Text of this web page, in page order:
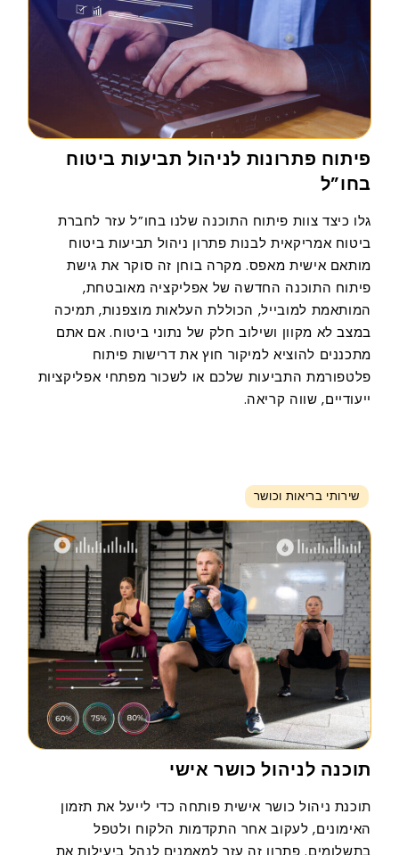
פיתוח פתרונות לניהול תביעות ביטוח
בחו”ל
גלו כיצד צוות פיתוח התוכנה שלנו בחו”ל עזר לחברת
ביטוח אמריקאית לבנות פתרון ניהול תביעות ביטוח
מותאם אישית מאפס. מקרה בוחן זה סוקר את גישת
פיתוח התוכנה החדשה של אפליקציה מאובטחת,
המותאמת למובייל, הכוללת העלאות מוצפנות, תמיכה
במצב לא מקוון ושילוב חלק של נתוני ביטוח. אם אתם
מתכננים להוציא למיקור חוץ את דרישות פיתוח
פלטפורמת התביעות שלכם או לשכור מפתחי אפליקציות
ייעודיים, שווה קריאה.
שירותי בריאות וכושר
תוכנה לניהול כושר אישי
תוכנת ניהול כושר אישית פותחה כדי לייעל את תזמון
האימונים, לעקוב אחר התקדמות הלקוח ולטפל
בתשלומים. פתרון זה עזר למאמנים לנהל ביעילות את